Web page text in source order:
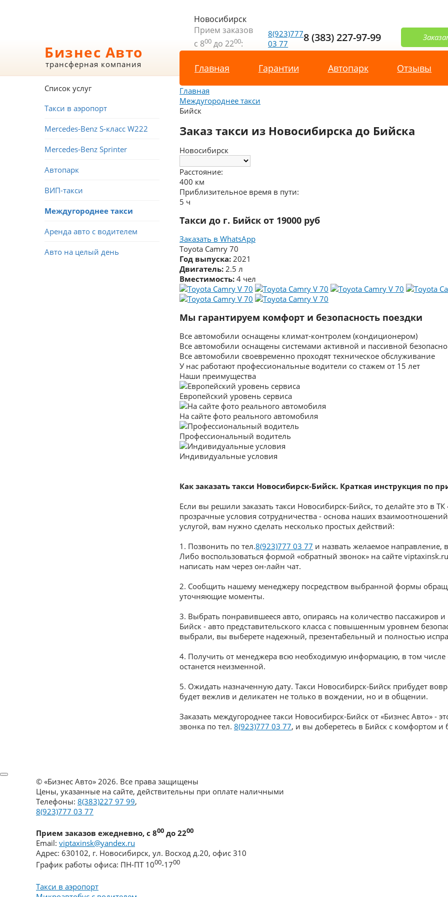
Бизнес Авто
трансферная компания
Новосибирск
Прием заказов
с 800 до 2200:
8(923)777
03 77
8 (383) 227-97-99
Главная Гарантии Автопарк Отзывы
Список услуг
Такси в аэропорт
Mercedes-Benz S-класс W222
Mercedes-Benz Sprinter
Автопарк
ВИП-такси
Междугороднее такси
Аренда авто с водителем
Авто на целый день
Главная
Междугороднее такси
Бийск
Заказ такси из Новосибирска до Бийска
Новосибирск
Расстояние:
400 км
Приблизительное время в пути:
5 ч
Такси до г. Бийск от 19000 руб
Заказать в WhatsApp
Toyota Camry 70
Год выпуска: 2021
Двигатель: 2.5 л
Вместимость: 4 чел
Мы гарантируем комфорт и безопасность поездки
Все автомобили оснащены климат-контролем (кондиционером)
Все автомобили оснащены системами активной и пассивной
Все автомобили своевременно проходят техническое обслуживание
У нас работают профессиональные водители со стажем от 15 лет
Наши преимущества
Европейский уровень сервиса
На сайте фото реального автомобиля
Профессиональный водитель
Индивидуальные условия
Как заказать такси Новосибирск-Бийск. Краткая инструкция по
Если вы решили заказать такси Новосибирск-Бийск, то делайте это в
прозрачные условия сотрудничества - основа наших
услугой, вам нужно сделать несколько простых действий:
1.​ Позвонить по тел.8(923)777 03 77 и назвать желаемое направление,
Либо воспользоваться формой «обратный звонок» на сайте
написать нам через он-лайн чат.
2.​ Сообщить нашему менеджеру посредством выбранной формы
уточняющие моменты.
3.​ Выбрать понравившееся авто, опираясь на количество пассажиров
Бийск - авто представительского класса с повышенным уровнем
выбрали, вы выберете надежный, презентабельный и полностью
4.​ Получить от менеджера всю необходимую информацию, в том числе
останется неизменной.
5.​ Ожидать назначенную дату. Такси Новосибирск-Бийск прибудет
будет вежлив и деликатен не только в вождении, но и в общении.
Заказать междугороднее такси Новосибирск-Бийск от «Бизнес Авто» -
звонка по тел. 8(923)777 03 77, и вы доберетесь в Бийск с комфортом и
© «Бизнес Авто» 2026. Все права защищены
Цены, указанные на сайте, действительны при оплате наличными
Телефоны: 8(383)227 97 99,
8(923)777 03 77
Прием заказов ежедневно, с 800 до 2200
Email: viptaxinsk@yandex.ru
Адрес: 630102, г. Новосибирск, ул. Восход д.20, офис 310
График работы офиса: ПН-ПТ 1000-1700
Такси в аэропорт